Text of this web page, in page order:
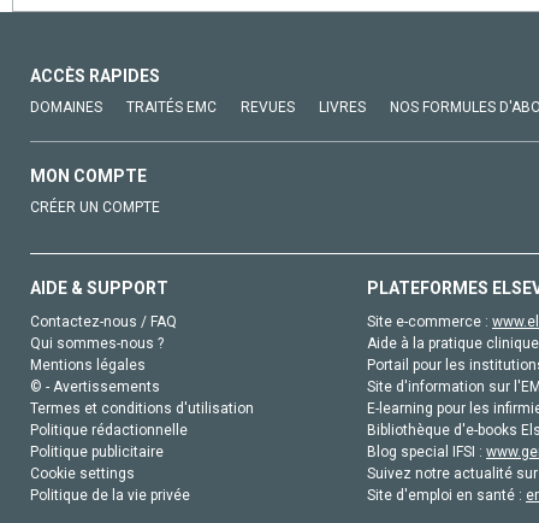
ACCÈS RAPIDES
DOMAINES TRAITÉS EMC REVUES LIVRES NOS FORMULES
MON COMPTE
CRÉER UN COMPTE
AIDE & SUPPORT
Contactez-nous / FAQ
Qui sommes-nous ?
Mentions légales
© - Avertissements
Termes et conditions d'utilisation
Politique rédactionnelle
Politique publicitaire
Cookie settings
Politique de la vie privée
PLATEFORMES
Site e-commerce :
Aide à la pratique
Portail pour les
Site d'information sur
E-learning pour les
Bibliothèque d'e-books
Blog special IFSI :
Suivez notre actualité
Site d'emploi en santé :